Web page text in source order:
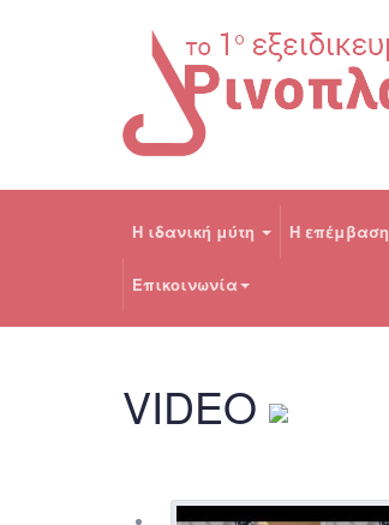
H ιδανική μύτη Η επέμβαση
Επικοινωνία
VIDEO